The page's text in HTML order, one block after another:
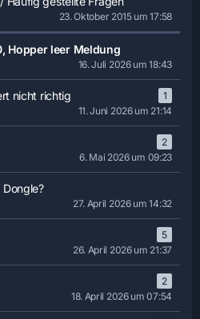
23. Oktober 2015 um 17:58
Hopper leer Meldung
16. Juli 2026 um 18:43
nicht richtig
1
11. Juni 2026 um 21:14
2
6. Mai 2026 um 09:23
27. April 2026 um 14:32
5
26. April 2026 um 21:37
2
18. April 2026 um 07:54